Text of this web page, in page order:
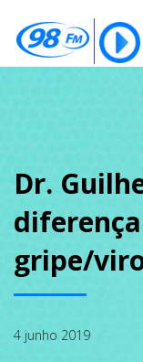
SOBRE
Dr.
gripe/
4 junho 2019